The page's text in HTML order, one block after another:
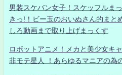
男装スケバン女子！スケッフルま
きっ!！ビー玉のおいぬさん的ま
しろ動画まで取り上げまっくす
ロボットアニメ！メカと美少女キ
非モテ星人 ！あらゆるマニアの為